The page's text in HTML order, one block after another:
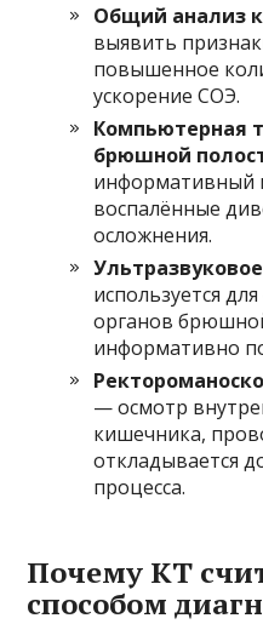
Общий анализ
выявить
повышенное
ускорение СОЭ.
Компьютерная
брюшной
информативный
воспалённые
осложнения.
используется
органов
информативно
— осмотр
кишечника,
откладывается
процесса.
Почему КТ
способом